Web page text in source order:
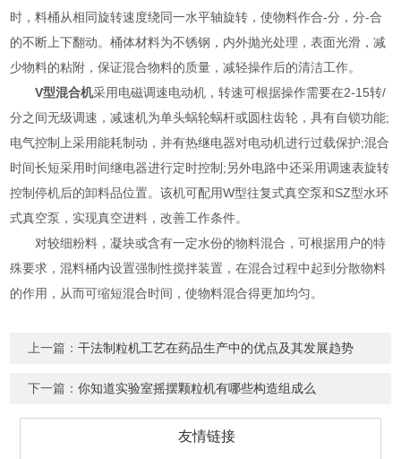
时，料桶从相同旋转速度绕同一水平轴旋转，使物料作合-分，分-合
的不断上下翻动。桶体材料为不锈钢，内外抛光处理，表面光滑，减
少物料的粘附，保证混合物料的质量，减轻操作后的清洁工作。
V型混合机采用电磁调速电动机，转速可根据操作需要在2-15转/
分之间无级调速，减速机为单头蜗轮蜗杆或圆柱齿轮，具有自锁功能;
电气控制上采用能耗制动，并有热继电器对电动机进行过载保护;混合
时间长短采用时间继电器进行定时控制;另外电路中还采用调速表旋转
控制停机后的卸料品位置。该机可配用W型往复式真空泵和SZ型水环
式真空泵，实现真空进料，改善工作条件。
对较细粉料，凝块或含有一定水份的物料混合，可根据用户的特
殊要求，混料桶内设置强制性搅拌装置，在混合过程中起到分散物料
的作用，从而可缩短混合时间，使物料混合得更加均匀。
上一篇：干法制粒机工艺在药品生产中的优点及其发展趋势
下一篇：你知道实验室摇摆颗粒机有哪些构造组成么
友情链接